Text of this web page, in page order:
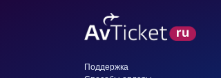
Поддержка